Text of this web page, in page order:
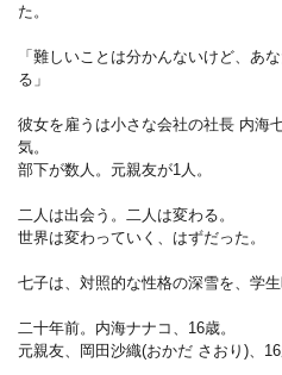
た。
「難しいことは分かんないけど、あ
る」
彼女を雇うは小さな会社の社長 内海
気。
部下が数人。元親友が1人。
二人は出会う。二人は変わる。
世界は変わっていく、はずだった。
七子は、対照的な性格の深雪を、学
二十年前。内海ナナコ、16歳。
元親友、岡田沙織(おかだ さおり)、16